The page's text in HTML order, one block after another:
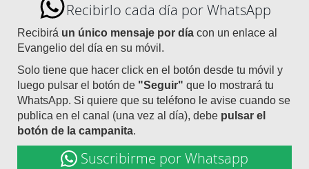
Recibirlo cada día por WhatsApp
Recibirá un único mensaje por día con un enlace al
Evangelio del día en su móvil.
Solo tiene que hacer click en el botón desde tu móvil y
luego pulsar el botón de "Seguir" que lo mostrará tu
WhatsApp. Si quiere que su teléfono le avise cuando se
publica en el canal (una vez al día), debe pulsar el
botón de la campanita.
Suscribirme por Whatsapp